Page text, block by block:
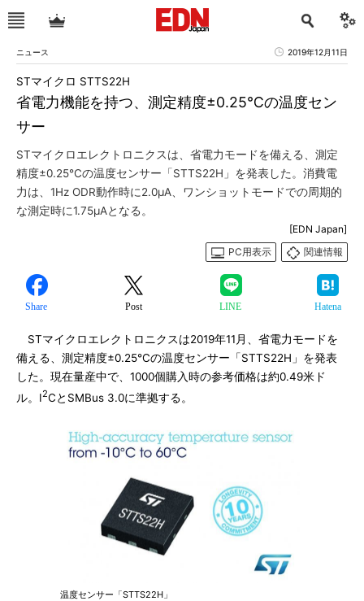
ニュース 2019年12月11日
省電力機能を持つ、測定精度±0.25℃の温度セン
サー
STマイクロ STTS22H
STマイクロエレクトロニクスは、省電力モードを備える、測定
精度±0.25℃の温度センサー「STTS22H」を発表した。消費電
力は、1Hz ODR動作時に2.0μA、ワンショットモードでの周期的
な測定時に1.75μAとなる。
[EDN Japan]
PC用表示
関連情報
Share Post LINE Hatena
STマイクロエレクトロニクスは2019年11月、省電力モードを
備える、測定精度±0.25℃の温度センサー「STTS22H」を発表
した。現在量産中で、1000個購入時の参考価格は約0.49米ド
ル。I2CとSMBus 3.0に準拠する。
温度センサー「STTS22H」